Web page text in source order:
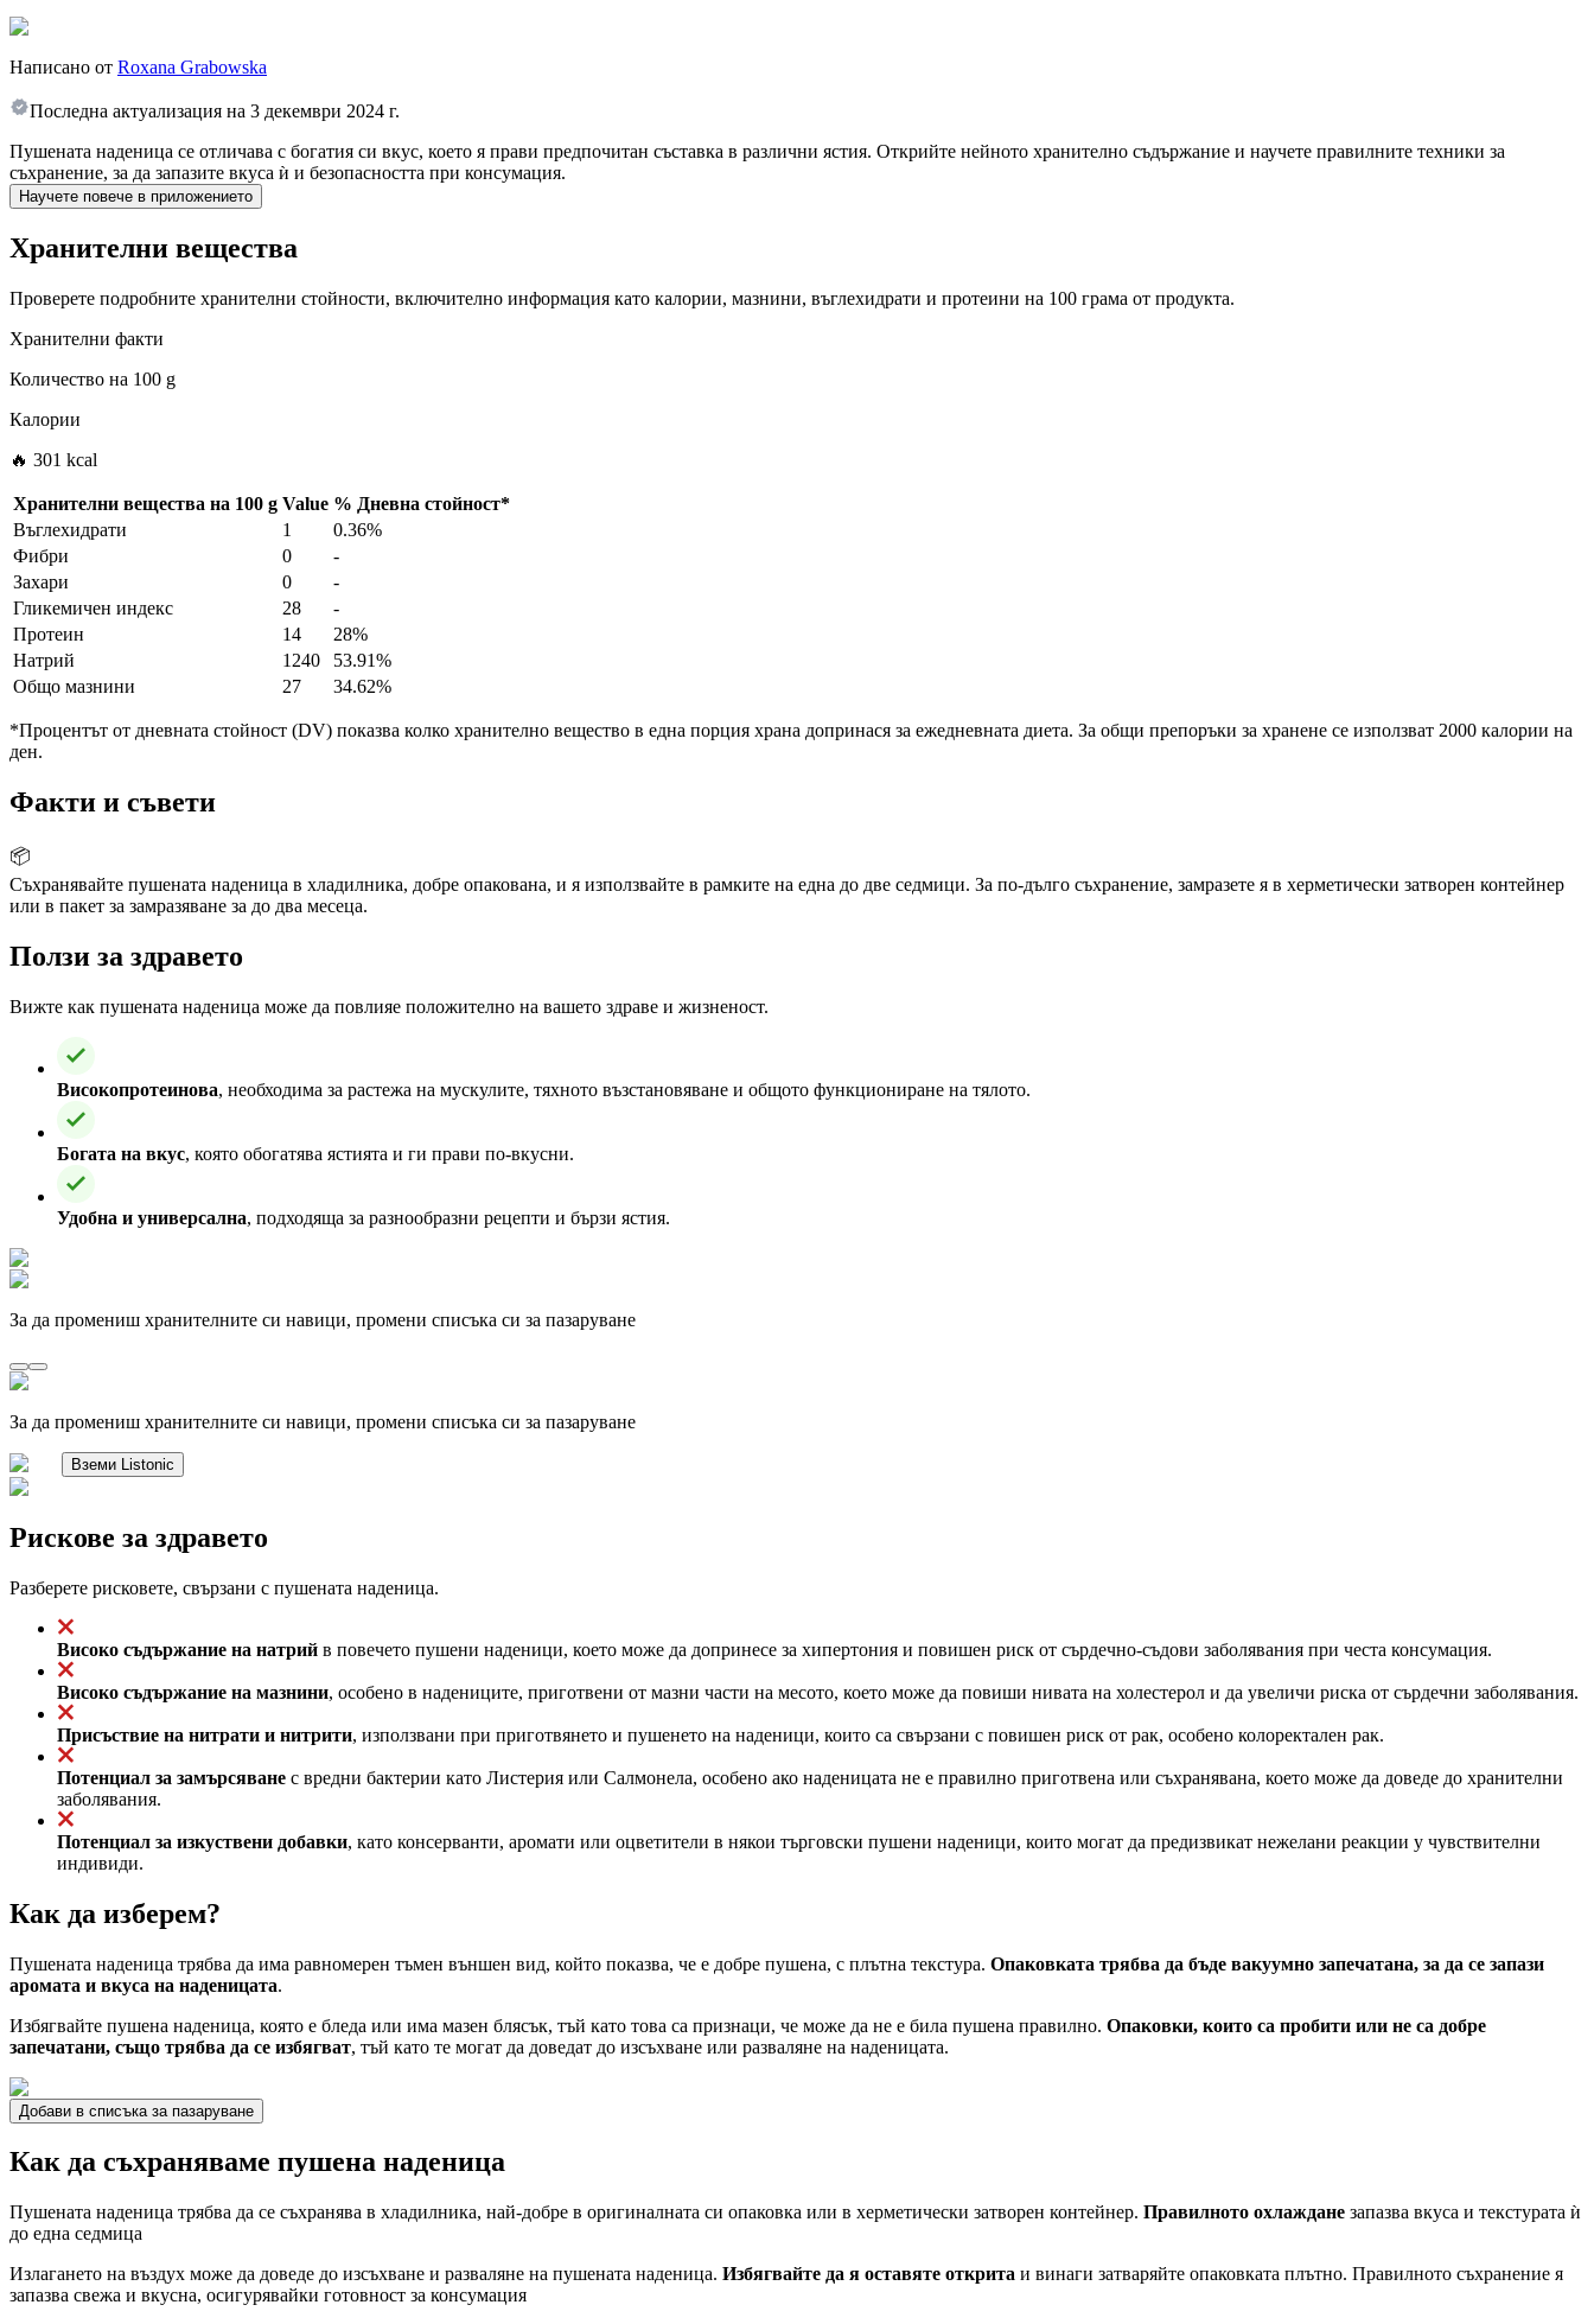
Написано от Roxana Grabowska
Последна актуализация на 3 декември 2024 г.
Пушената наденица се отличава с богатия си вкус, което я прави предпочитан съставка в различни ястия. Открийте нейното хранително съдържание и научете правилните техники за
съхранение, за да запазите вкуса ѝ и безопасността при консумация.
Научете повече в приложението
Хранителни вещества
Проверете подробните хранителни стойности, включително информация като калории, мазнини, въглехидрати и протеини на 100 грама от продукта.
Хранителни факти
Количество на 100 g
Калории
🔥 301 kcal
Хранителни вещества на 100 g Value % Дневна стойност*
Въглехидрати
1
0.36%
Фибри
0
-
Захари
0
-
Гликемичен индекс
28
-
Протеин
14
28%
Натрий
1240
53.91%
Общо мазнини
27 34.62%
*Процентът от дневната стойност (DV) показва колко хранително вещество в една порция храна допринася за ежедневната диета. За общи препоръки за хранене се използват 2000 калории на
ден.
Факти и съвети
📦
Съхранявайте пушената наденица в хладилника, добре опакована, и я използвайте в рамките на една до две седмици. За по-дълго съхранение, замразете я в херметически затворен контейнер
или в пакет за замразяване за до два месеца.
Ползи за здравето
Вижте как пушената наденица може да повлияе положително на вашето здраве и жизненост.
Високопротеинова, необходима за растежа на мускулите, тяхното възстановяване и общото функциониране на тялото.
Богата на вкус, която обогатява ястията и ги прави по-вкусни.
Удобна и универсална, подходяща за разнообразни рецепти и бързи ястия.
За да промениш хранителните си навици, промени списъка си за пазаруване
За да промениш хранителните си навици, промени списъка си за пазаруване
Вземи Listonic
Рискове за здравето
Разберете рисковете, свързани с пушената наденица.
Високо съдържание на натрий в повечето пушени наденици, което може да допринесе за хипертония и повишен риск от сърдечно-съдови заболявания при честа консумация.
Високо съдържание на мазнини, особено в надениците, приготвени от мазни части на месото, което може да повиши нивата на холестерол и да увеличи риска от сърдечни заболявания.
Присъствие на нитрати и нитрити, използвани при приготвянето и пушенето на наденици, които са свързани с повишен риск от рак, особено колоректален рак.
Потенциал за замърсяване с вредни бактерии като Листерия или Салмонела, особено ако наденицата не е правилно приготвена или съхранявана, което може да доведе до хранителни
заболявания.
Потенциал за изкуствени добавки, като консерванти, аромати или оцветители в някои търговски пушени наденици, които могат да предизвикат нежелани реакции у чувствителни
индивиди.
Как да изберем?
Пушената наденица трябва да има равномерен тъмен външен вид, който показва, че е добре пушена, с плътна текстура. Опаковката трябва да бъде вакуумно запечатана, за да се запази
аромата и вкуса на наденицата.
Избягвайте пушена наденица, която е бледа или има мазен блясък, тъй като това са признаци, че може да не е била пушена правилно. Опаковки, които са пробити или не са добре
запечатани, също трябва да се избягват, тъй като те могат да доведат до изсъхване или разваляне на наденицата.
Добави в списъка за пазаруване
Как да съхраняваме пушена наденица
Пушената наденица трябва да се съхранява в хладилника, най-добре в оригиналната си опаковка или в херметически затворен контейнер. Правилното охлаждане запазва вкуса и текстурата ѝ
до една седмица
Излагането на въздух може да доведе до изсъхване и разваляне на пушената наденица. Избягвайте да я оставяте открита и винаги затваряйте опаковката плътно. Правилното съхранение я
запазва свежа и вкусна, осигурявайки готовност за консумация